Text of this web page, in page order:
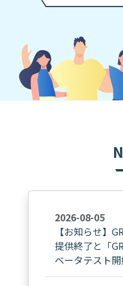
2026-08-05
【お知らせ】
提供終了と「
ベータテスト